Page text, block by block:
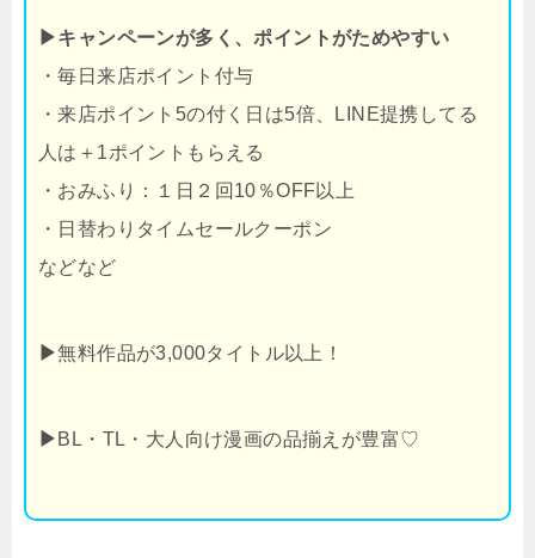
▶キャンペーンが多く、ポイントがためやすい
・毎日来店ポイント付与
・来店ポイント5の付く日は5倍、LINE提携してる
人は＋1ポイントもらえる
・おみふり：１日２回10％OFF以上
・日替わりタイムセールクーポン
などなど
▶無料作品が3,000タイトル以上！
▶ BL・TL・大人向け漫画の品揃えが豊富♡